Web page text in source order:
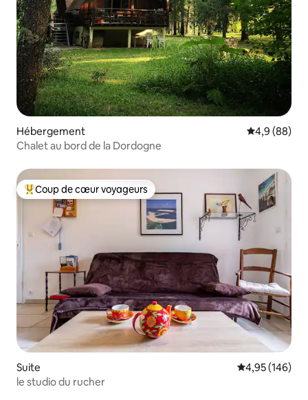
Hébergement Évaluation
4,9 (88)
Chalet au bord de la Dordogne
Coups de cœur voyageurs les plus appréciés
Coup de cœur voyageurs
Suite Évaluation
4,95 (146)
le studio du rucher